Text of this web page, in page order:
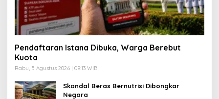
Pendaftaran Istana Dibuka, Warga Berebut
Kuota
Rabu, 5 Agustus 2026 | 09:13 WIB
Skandal Beras Bernutrisi Dibongkar
Negara